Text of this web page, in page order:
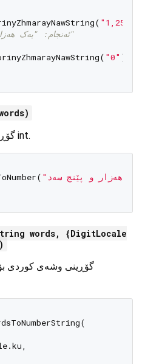
"1,250"
// ئەنجام: "یەک هەزار و دوو سەد و پەنجا"
"0"
گۆڕینی وشەی کوردی بۆ ژمارەی int.
words, {DigitLocale
گۆڕینی وشەی کوردی